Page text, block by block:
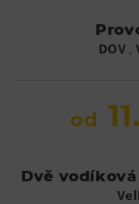
DOV ,
od
Dvě